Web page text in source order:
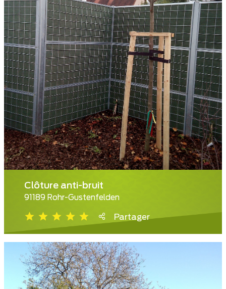
Clôture anti-bruit
91189 Rohr-Gustenfelden
Partager